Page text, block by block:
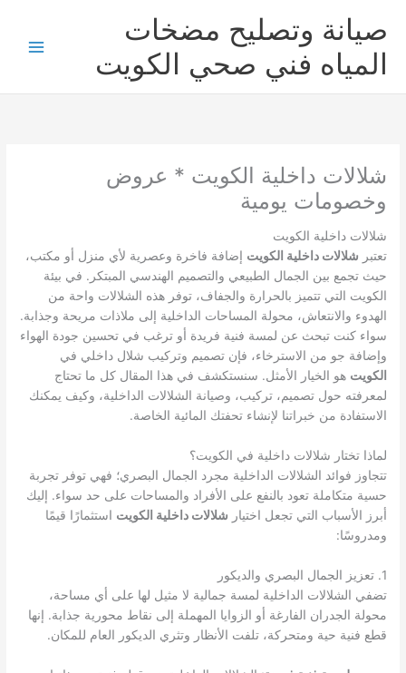
المحتوى
صيانة وتصليح مضخات
المياه فني صحي الكويت
شلالات داخلية الكويت * عروض
وخصومات يومية
شلالات داخلية الكويت
تعتبر شلالات داخلية الكويت إضافة فاخرة وعصرية لأي منزل أو مكتب،
حيث تجمع بين الجمال الطبيعي والتصميم الهندسي المبتكر. في بيئة
الكويت التي تتميز بالحرارة والجفاف، توفر هذه الشلالات واحة من
الهدوء والانتعاش، محولة المساحات الداخلية إلى ملاذات مريحة وجذابة.
سواء كنت تبحث عن لمسة فنية فريدة أو ترغب في تحسين جودة الهواء
وإضافة جو من الاسترخاء، فإن تصميم وتركيب شلال داخلي في
الكويت هو الخيار الأمثل. سنستكشف في هذا المقال كل ما تحتاج
لمعرفته حول تصميم، تركيب، وصيانة الشلالات الداخلية، وكيف يمكنك
الاستفادة من خبراتنا لإنشاء تحفتك المائية الخاصة.
لماذا تختار شلالات داخلية في الكويت؟
تتجاوز فوائد الشلالات الداخلية مجرد الجمال البصري؛ فهي توفر تجربة
حسية متكاملة تعود بالنفع على الأفراد والمساحات على حد سواء. إليك
أبرز الأسباب التي تجعل اختيار شلالات داخلية الكويت استثمارًا قيمًا
ومدروسًا:
1. تعزيز الجمال البصري والديكور
تضفي الشلالات الداخلية لمسة جمالية لا مثيل لها على أي مساحة،
محولة الجدران الفارغة أو الزوايا المهملة إلى نقاط محورية جذابة. إنها
قطع فنية حية ومتحركة، تلفت الأنظار وتثري الديكور العام للمكان.